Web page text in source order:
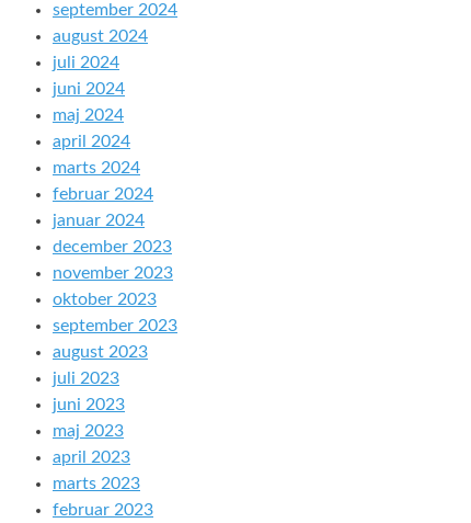
september 2024
august 2024
juli 2024
juni 2024
maj 2024
april 2024
marts 2024
februar 2024
januar 2024
december 2023
november 2023
oktober 2023
september 2023
august 2023
juli 2023
juni 2023
maj 2023
april 2023
marts 2023
februar 2023